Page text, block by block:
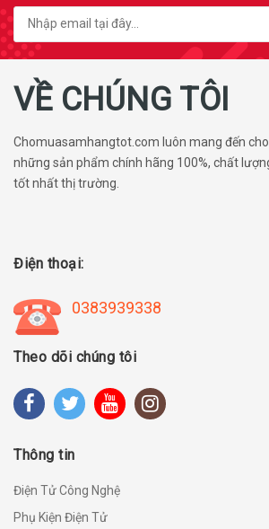
VỀ CHÚNG TÔI
Chomuasamhangtot.com luôn mang đến
những sản phẩm chính hãng 100%, chất
tốt nhất thị trường.
Điện thoại:
0383939338
Theo dõi chúng tôi
Thông tin
Điện Tử Công Nghệ
Phụ Kiện Điện Tử